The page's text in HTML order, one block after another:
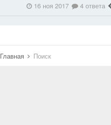
16 ноя 2017
4 ответа
Главная Поиск